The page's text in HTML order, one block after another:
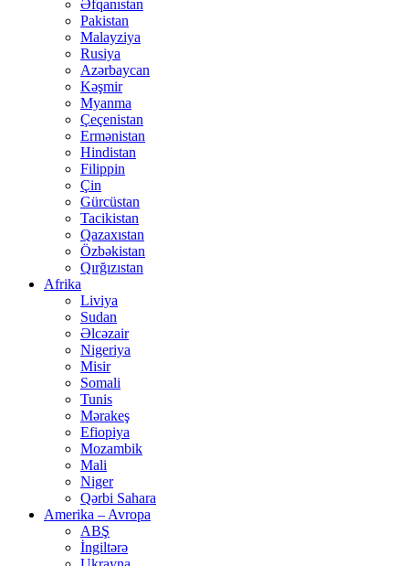
Əfqanıstan
Pakistan
Malayziya
Rusiya
Azərbaycan
Kəşmir
Myanma
Çeçenistan
Ermənistan
Hindistan
Filippin
Çin
Gürcüstan
Tacikistan
Qazaxıstan
Özbəkistan
Qırğızıstan
Afrika
Liviya
Sudan
Əlcəzair
Nigeriya
Misir
Somali
Tunis
Mərakeş
Efiopiya
Mozambik
Mali
Niger
Qərbi Sahara
Amerika – Avropa
ABŞ
İngiltərə